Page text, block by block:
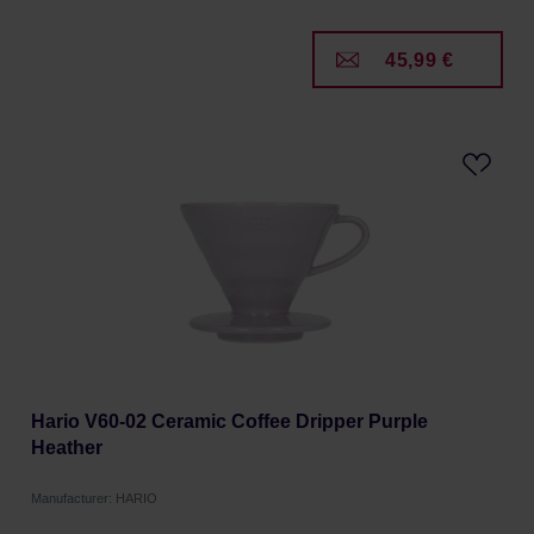
45,99 €
Hario V60-02 Ceramic Coffee Dripper Purple
Heather
Manufacturer: HARIO